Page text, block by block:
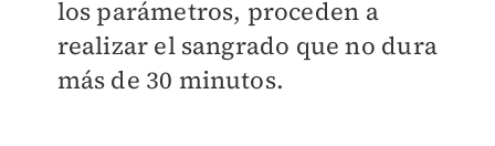
los parámetros, proceden a
realizar el sangrado que no dura
más de 30 minutos.